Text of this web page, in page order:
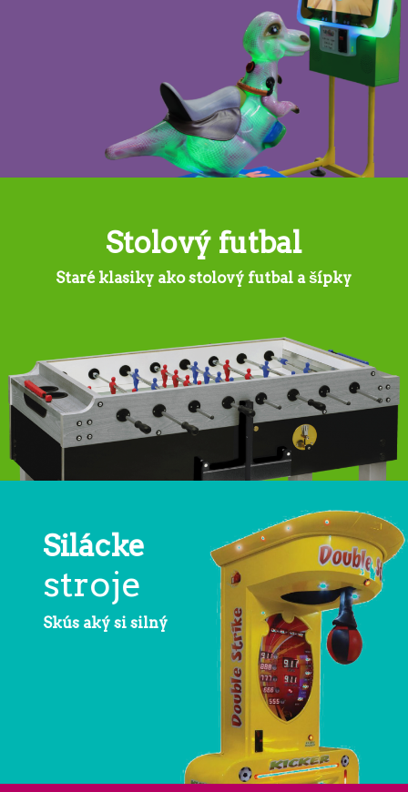
Stolový futbal
Staré klasiky ako stolový futbal a šípky
Silácke
stroje
Skús aký si silný